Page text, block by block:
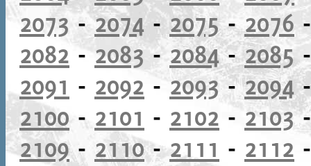
2073 -2074-2075-2076
2082 -2083-2084-2085
2091 - 2092 -2093-2094
2100- 2101 - 2102 - 2103
2109- 2110-2111 - 2112